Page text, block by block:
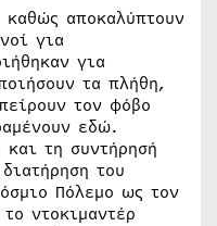
καθώς αποκαλύπτουν
για
για
τα πλήθη,
τον φόβο
εδώ.
τη συντήρησή
του
Πόλεμο ως τον
ντοκιμαντέρ